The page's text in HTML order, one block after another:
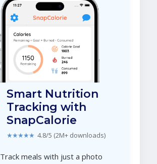
Smart Nutrition
Tracking with
SnapCalorie
★★★★★ 4.8/5 (2M+ downloads)
Track meals with just a photo